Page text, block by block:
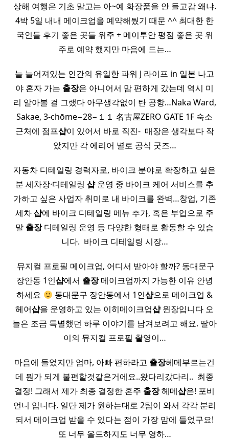
상해 여행은 기초 말고는 아~예 화장품을 안 들고감 왜냐.
4박 5일 내내 메이크업을 예약해뒀기 때문 ^^ 최대한 한
국인들 후기 좋은 곳들 위주 + 메이투안 평점 좋은 곳 위
주로 예약 했지만 마음에 드는…
늘 늘어져있는 인간의 유일한 파워 J 라이프 in 일본 나고
야 혼자 가는 출장은 아니어서 맘 편하게 갔는데 역시 미
리 알아볼 걸 그랬다 아무생각없이 탄 공항…Naka Ward,
Sakae, 3-chōme−28−１１ 名古屋ZERO GATE 1F 숙소
근처에 점프샵이 있어서 바로 직진- ​ 매장은 생각보다 작
았지만 각 에리어 별로 공식 굿즈…
자동차 디테일링 경력자로, 바이크 분야로 확장하고 싶은
분 세차장·디테일링 샵운영 중 바이크 케어 서비스를 추
가하고 싶은 사업자 취미로 내 바이크를 완벽…창업, 기존
세차샵에 바이크 디테일링 메뉴 추가, 혹은 부업으로 주
말 출장디테일링 운영 등 다양한 형태로 활동할 수 있습
니다. ​ 바이크 디테일링 시장…
​ 뮤지컬 프로필 메이크업, 어디서 받아야 할까? 동대문구
장안동 1인샵에서 출장메이크업까지 가능한 이유 안녕
하세요
동대문구 장안동에서 1인샵으로 메이크업 &
헤어샵을 운영하고 있는 이히메이크업샵윈장입니다 오
늘은 조금 특별했던 하루 이야기를 남겨보려고 해요. 딸아
이의 뮤지컬 프로필 촬영이…
마음에 들었지만 엄마, 아빠 편하라고 출장헤메부르는건
데 뭔가 되게 불편할것같은거에요..왔다리갔다리.. ​ 최종
결정! 그래서 제가 최종 결정한 혼주 출장헤메샵은! 포비
언니 입니다. 일단 제가 원하는대로 2팀이 와서 각각 분리
되서 메이크업 받을 수 있다는 점이 가장 맘에 들었구요!
또 너무 올드하지도 너무 영하…